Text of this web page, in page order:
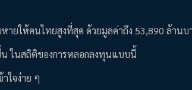
ายให้คนไทยสูงที่สุด ด้วยมูลค่าถึง 53,890 ล้านบ
น ในสถิติของการหลอกลงทุนแบบนี้
ใจง่าย ๆ